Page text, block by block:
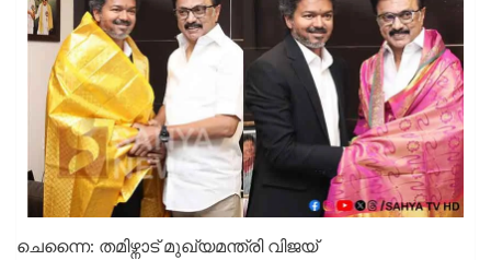
ചെന്നൈ: തമിഴ്നാട് മുഖ്യമന്ത്രി വിജയ്